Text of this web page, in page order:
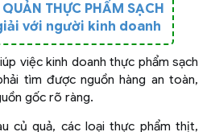
THỰC PHẨM SẠCH
với người kinh doanh
việc kinh doanh thực phẩm sạch
tìm được nguồn hàng an toàn,
gốc rõ ràng.
củ quả, các loại thực phẩm thịt,